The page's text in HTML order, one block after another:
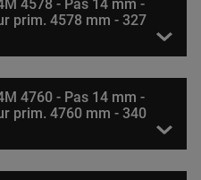
4578 - Pas 14 mm -
prim. 4578 mm - 327
4760 - Pas 14 mm -
prim. 4760 mm - 340